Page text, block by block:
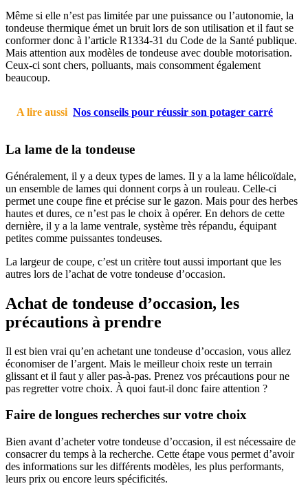
Même si elle n’est pas limitée par une puissance ou l’autonomie, la
tondeuse thermique émet un bruit lors de son utilisation et il faut se
conformer donc à l’article R1334-31 du Code de la Santé publique.
Mais attention aux modèles de tondeuse avec double motorisation.
Ceux-ci sont chers, polluants, mais consomment également
beaucoup.
A lire aussi Nos conseils pour réussir son potager carré
La lame de la tondeuse
Généralement, il y a deux types de lames. Il y a la lame hélicoïdale,
un ensemble de lames qui donnent corps à un rouleau. Celle-ci
permet une coupe fine et précise sur le gazon. Mais pour des herbes
hautes et dures, ce n’est pas le choix à opérer. En dehors de cette
dernière, il y a la lame ventrale, système très répandu, équipant
petites comme puissantes tondeuses.
La largeur de coupe, c’est un critère tout aussi important que les
autres lors de l’achat de votre tondeuse d’occasion.
Achat de tondeuse d’occasion, les
précautions à prendre
Il est bien vrai qu’en achetant une tondeuse d’occasion, vous allez
économiser de l’argent. Mais le meilleur choix reste un terrain
glissant et il faut y aller pas-à-pas. Prenez vos précautions pour ne
pas regretter votre choix. À quoi faut-il donc faire attention ?
Faire de longues recherches sur votre choix
Bien avant d’acheter votre tondeuse d’occasion, il est nécessaire de
consacrer du temps à la recherche. Cette étape vous permet d’avoir
des informations sur les différents modèles, les plus performants,
leurs prix ou encore leurs spécificités.